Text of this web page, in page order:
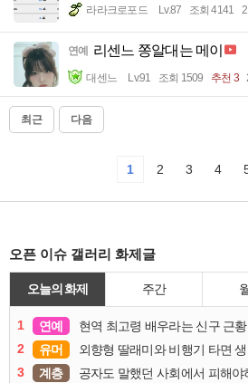
라라크로포드 Lv.87 조회 4141
연예 리센느 쫑알대는 메이
대센느 Lv.91 조회 1509 추천 3
최근 다음
1 2 3 4
오픈 이슈 갤러리 화제글
오늘의 화제 주간
1 연예 현역 최고령 배우라는 신구 근
2
유머 외향형 딸래미와 비행기 타면 생
3
계층 공자도 말했던 사회에서 피해야